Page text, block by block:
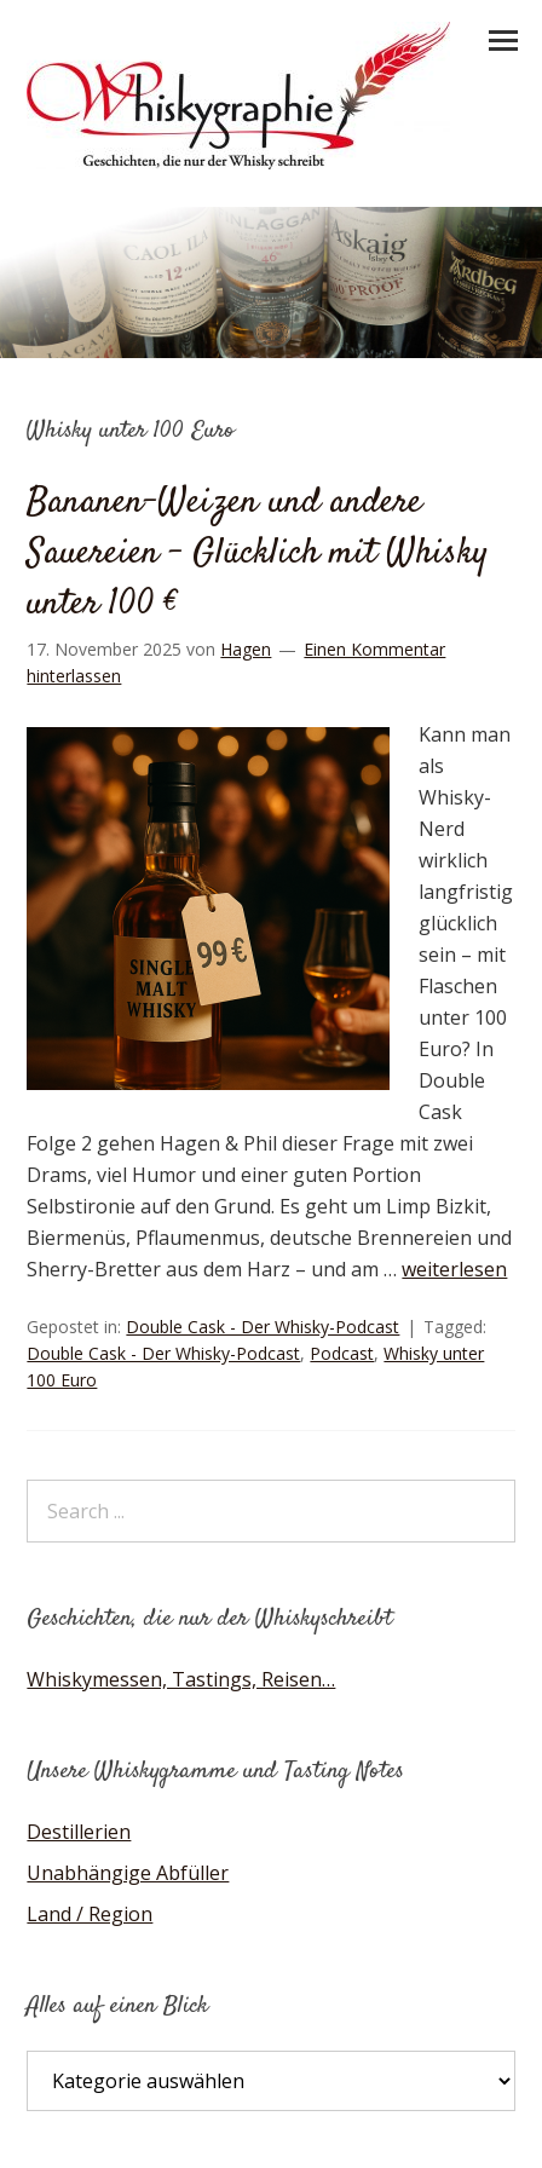
Whisky unter 100 Euro
Bananen-Weizen und andere
Sauereien – Glücklich mit Whisky
unter 100 €
17. November 2025 von Hagen
Einen Kommentar
hinterlassen
Kann man
als
Whisky-
Nerd
wirklich
langfristig
glücklich
sein – mit
Flaschen
unter 100
Euro? In
Double
Cask
Folge 2 gehen Hagen & Phil dieser Frage mit zwei
Drams, viel Humor und einer guten Portion
Selbstironie auf den Grund. Es geht um Limp Bizkit,
Biermenüs, Pflaumenmus, deutsche Brennereien und
Sherry-Bretter aus dem Harz – und am …weiterlesen
Gepostet in: Double Cask - Der Whisky-Podcast
Tagged:
Double Cask - Der Whisky-Podcast, Podcast,Whisky unter
100 Euro
Geschichten, die nur der Whiskyschreibt
Whiskymessen, Tastings, Reisen…
Unsere Whiskygramme und Tasting Notes
Destillerien
Unabhängige Abfüller
Land / Region
Alles auf einen Blick
auf